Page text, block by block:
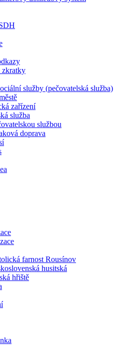
zkratky
služby (pečovatelská služba)
zařízení
služba
službou
doprava
farnost Rousínov
husitská
hřiště